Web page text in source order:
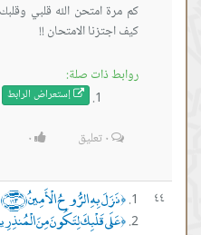
كم مرة امتحن الله قلبي
كيف اجتزنا الامتحان !!
روابط ذات صلة:
إستعراض الرابط
٠تعليق ٠
٤٤ ﴿نَزَلَ بِهِ الرُّوحُ الْأَمِينُ ﴿١٩٣﴾
﴿عَلَى قَلْبِكَ لِتَكُونَ مِنَ الْمُنذِرِينَ